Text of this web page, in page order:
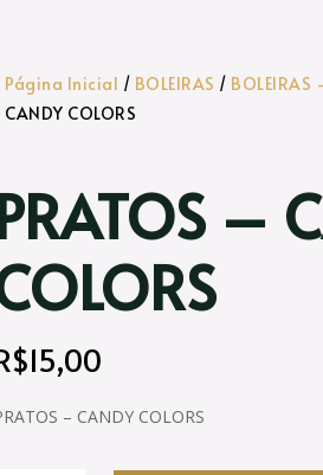
Página Inicial / BOLEIRAS / BOLEIRAS
CANDY COLORS
–
15,00
– CANDY COLORS